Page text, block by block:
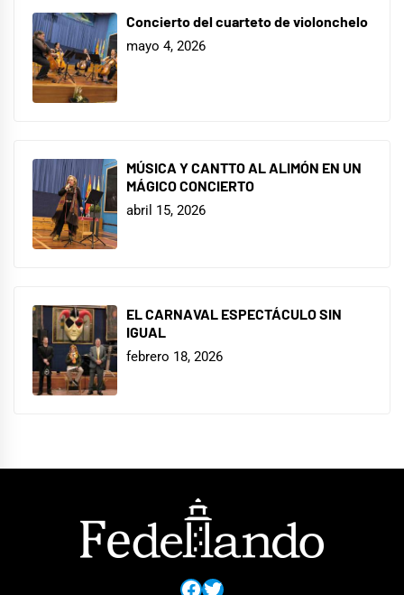
Concierto del cuarteto de violonchelo
mayo 4, 2026
MÚSICA Y CANTTO AL ALIMÓN EN UN
MÁGICO CONCIERTO
abril 15, 2026
EL CARNAVAL ESPECTÁCULO SIN
IGUAL
febrero 18, 2026
Facebook
Twitter